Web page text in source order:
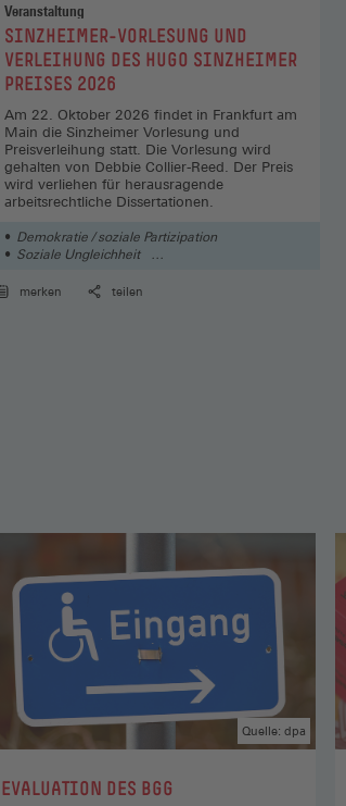
Veranstaltung
:SINZHEIMER-VORLESUNG UND
VERLEIHUNG DES HUGO SINZHEIMER
PREISES 2026
Am 22. Oktober 2026 findet in Frankfurt am
Main die Sinzheimer Vorlesung und
Preisverleihung statt. Die Vorlesung wird
gehalten von Debbie Collier-Reed. Der Preis
wird verliehen für herausragende
arbeitsrechtliche Dissertationen.
Demokratie / soziale Partizipation
Soziale Ungleichheit
merken
teilen
:EVALUATION DES BGG
Quelle: dpa